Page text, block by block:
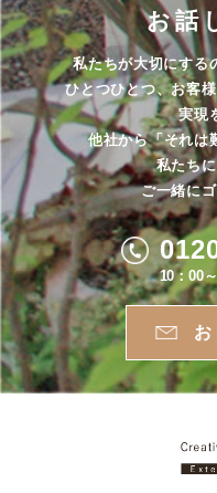
お話
私たちが大切にする
ひとつひとつ、お客
実現
他社から「それは
私たち
ご一緒に
10：00